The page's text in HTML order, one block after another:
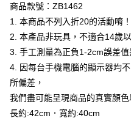
付款後7-11取貨
每筆NT$60，滿NT$1,000(含以
宅配
每筆NT$120，滿NT$1,000(含
付款後門市自取
每筆NT$60，滿NT$1,000(含以
商品款號：ZB1462
1. 本商品不列入折20的活動唷！
2. 本產品非玩具，不適合14歲
3. 手工測量為正負1-2cm誤差值
4. 因每台手機電腦的顯示器均
所偏差，
我們盡可能呈現商品的真實顏
長約:42cm．寬約:40cm